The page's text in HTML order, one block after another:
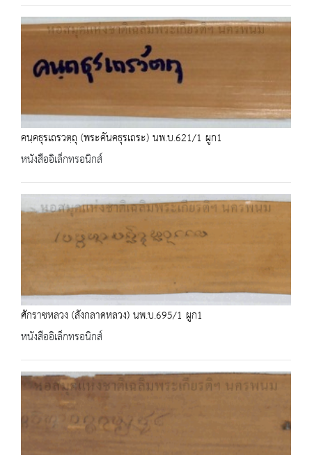
คนฺคธุรเถรวตฺถุ (พระคันคธุรเถระ) นพ.บ.621/1 ผูก1
หนังสืออิเล็กทรอนิกส์
ศักราชหลวง (สังกลาดหลวง) นพ.บ.695/1 ผูก1
หนังสืออิเล็กทรอนิกส์